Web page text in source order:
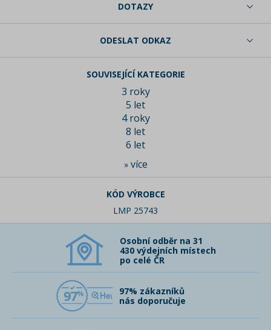
DOTAZY
ODESLAT ODKAZ
SOUVISEJÍCÍ KATEGORIE
3 roky
5 let
4 roky
8 let
6 let
» více
KÓD VÝROBCE
LMP 25743
Osobní odběr na 31
430 výdejních místech
po celé ČR
97
97% zákazníků
nás doporučuje